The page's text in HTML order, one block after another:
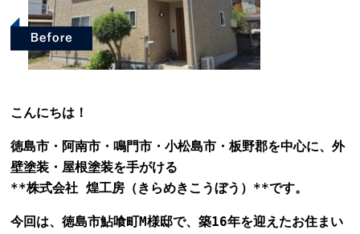
こんにちは！
徳島市・阿南市・鳴門市・小松島市・板野郡を中心に、外
壁塗装・屋根塗装を手がける
**株式会社 煌工房（きらめきこうぼう）**です。
今回は、徳島市鮎喰町M様邸で、築16年を迎えたお住まい